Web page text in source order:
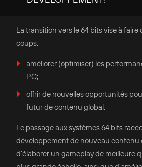
La transition vers le 64 bits vise à
coups:
améliorer (optimiser) les
PC;
offrir de nouvelles opportunités
futur de contenu global.
Le passage aux systèmes 64 bits
développement de nouveau contenu
d'élaborer un gameplay de meilleure